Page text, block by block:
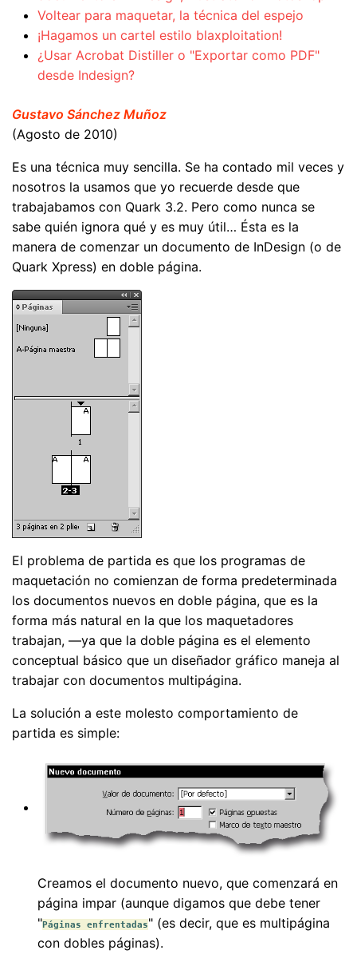
Voltear para maquetar, la técnica del espejo
¡Hagamos un cartel estilo blaxploitation!
¿Usar Acrobat Distiller o "Exportar como PDF"
desde Indesign?
Gustavo Sánchez Muñoz
(Agosto de 2010)
Es una técnica muy sencilla. Se ha contado mil veces y
nosotros la usamos que yo recuerde desde que
trabajabamos con Quark 3.2. Pero como nunca se
sabe quién ignora qué y es muy útil… Ésta es la
manera de comenzar un documento de InDesign (o de
Quark Xpress) en doble página.
El problema de partida es que los programas de
maquetación no comienzan de forma predeterminada
los documentos nuevos en doble página, que es la
forma más natural en la que los maquetadores
trabajan, —ya que la doble página es el elemento
conceptual básico que un diseñador gráfico maneja al
trabajar con documentos multipágina.
La solución a este molesto comportamiento de
partida es simple:
Creamos el documento nuevo, que comenzará en
página impar (aunque digamos que debe tener
"Páginas enfrentadas" (es decir, que es multipágina
con dobles páginas).